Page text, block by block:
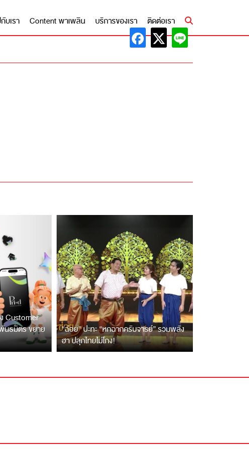
บเรา Content พาเพลิน บริการของเรา ติดต่อเรา
Customer
นธมิตร ขยาย
“ฉ่อย” ปะทะ “หกฉากครับจารย์” รวมพลัง
ฮา ปลุกไทยไม่โกง!